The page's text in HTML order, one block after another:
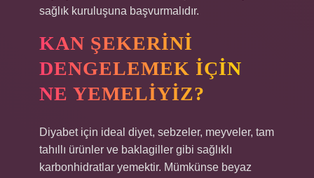
sağlık kuruluşuna başvurmalıdır.
KAN ŞEKERINI
DENGELEMEK IÇIN
NE YEMELIYIZ?
Diyabet için ideal diyet, sebzeler, meyveler, tam
tahıllı ürünler ve baklagiller gibi sağlıklı
karbonhidratlar yemektir. Mümkünse beyaz